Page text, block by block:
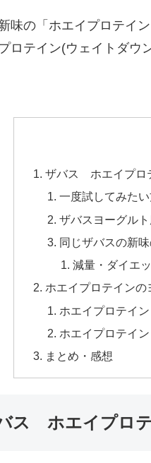
味の「ホエイプロテイ
プロテイン(ウェイトダ
ザバス ホエイプロ
一度試してみた
ザバスヨーグル
同じザバスの新
減量・ダイエ
ホエイプロテインの
ホエイプロテイ
ホエイプロテイ
まとめ・感想
ス ホエイプロ